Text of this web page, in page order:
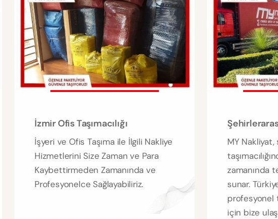
İzmir Ofis Taşımacılığı
İşyeri ve Ofis Taşıma ile İlgili Nakliye
Hizmetlerini Size Zaman ve Para
Kaybettirmeden Zamanında ve
Profesyonelce Sağlayabiliriz.
MY Nakliyat,
zamanında
sunar.
profesyonel
için bize